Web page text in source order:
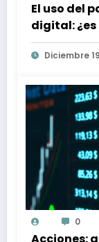
El uso del
digital:
Diciembre
0